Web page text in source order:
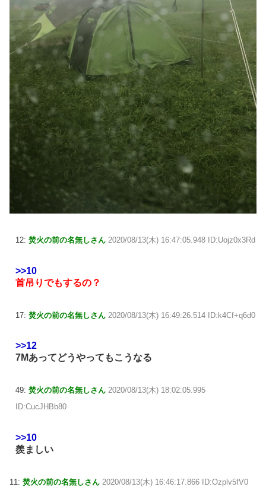
12: 焚火の前の名無しさん 2020/08/13(木) 16:47:05.948 ID:Uojz0x3Rd
>>10
首吊りでもするの？
17: 焚火の前の名無しさん 2020/08/13(木) 16:49:26.514 ID:k4Cf+q6d0
>>12
7Mあってどうやってもこうなる
49: 焚火の前の名無しさん 2020/08/13(木) 18:02:05.995
ID:CucJHBb80
>>10
羨ましい
11: 焚火の前の名無しさん 2020/08/13(木) 16:46:17.866 ID:Ozplv5fV0